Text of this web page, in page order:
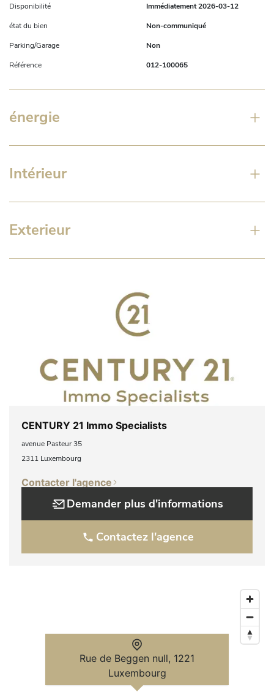
Disponibilité
Immédiatement 2026-03-12
état du bien
Non-communiqué
Parking/Garage
Non
Référence
012-100065
énergie
Intérieur
Exterieur
CENTURY 21 Immo Specialists
avenue Pasteur 35
2311 Luxembourg
Contacter l'agence
Demander plus d'informations
Contactez l'agence
Rue de Beggen null, 1221
Luxembourg